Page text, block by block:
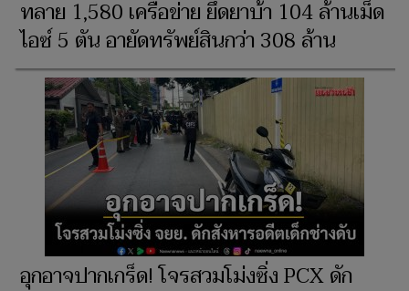
ทลาย 1,580 เครือข่าย ยึดยาบ้า 104 ล้านเม็ด
ไอซ์ 5 ตัน อายัดทรัพย์สินกว่า 308 ล้าน
อุกอาจปากเกร็ด! โจรสวมโม่งซิ่ง PCX ดัก